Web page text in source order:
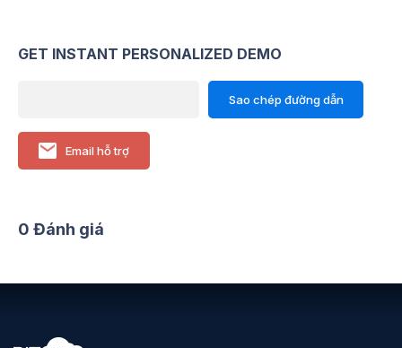
GET INSTANT PERSONALIZED DEMO
Sao chép đường dẫn
Email hỗ trợ
0 Đánh giá